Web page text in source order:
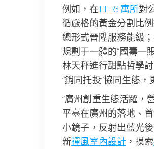
例如，在THE R3 寓所對
循嚴格的黃金分割比
總形式晉陞服務能級
規劃于一體的“國壽一
林天秤進行甜點哲學
“銷同托投”協同生態
“廣州創重生態活躍，
平臺在廣州的落地、
小鏡子，反射出藍光
新禪風室內設計 ，摸索